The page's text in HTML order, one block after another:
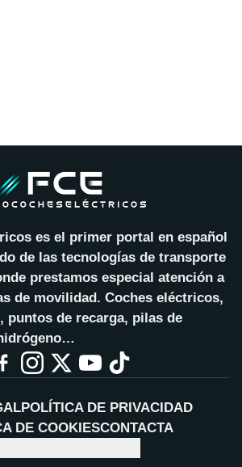
es el primer portal en español
de las tecnologías de transporte
prestamos especial atención a
de movilidad. Coches eléctricos,
puntos de recarga, pilas de
POLÍTICA DE PRIVACIDAD
DE COOKIESCONTACTA